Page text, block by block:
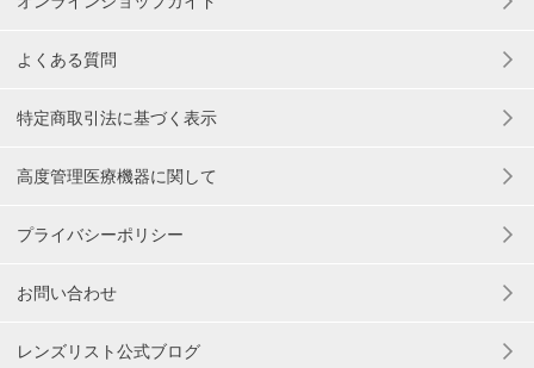
よくある質問
特定商取引法に基づく表示
高度管理医療機器に関して
プライバシーポリシー
お問い合わせ
レンズリスト公式ブログ